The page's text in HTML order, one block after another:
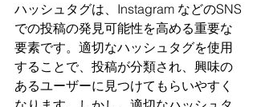
ハッシュタグは、Instagram などのSNS
での投稿の発見可能性を高める重要な
要素です。適切なハッシュタグを使用
することで、投稿が分類され、興味の
あるユーザーに見つけてもらいやすく